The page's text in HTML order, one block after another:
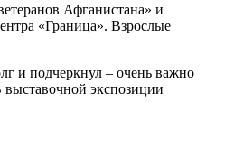
Афганистана» и
«Граница». Взрослые
и подчеркнул – очень важно
экспозиции